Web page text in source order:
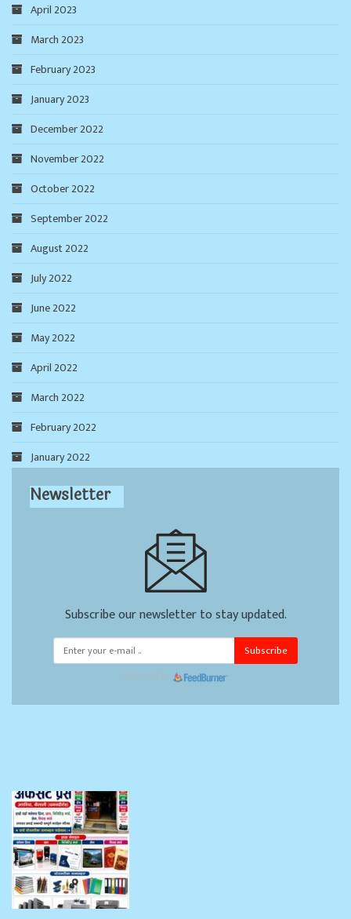
April 2023
March 2023
February 2023
January 2023
December 2022
November 2022
October 2022
September 2022
August 2022
July 2022
June 2022
May 2022
April 2022
March 2022
February 2022
January 2022
Newsletter
Subscribe our newsletter to stay updated.
Subscribe